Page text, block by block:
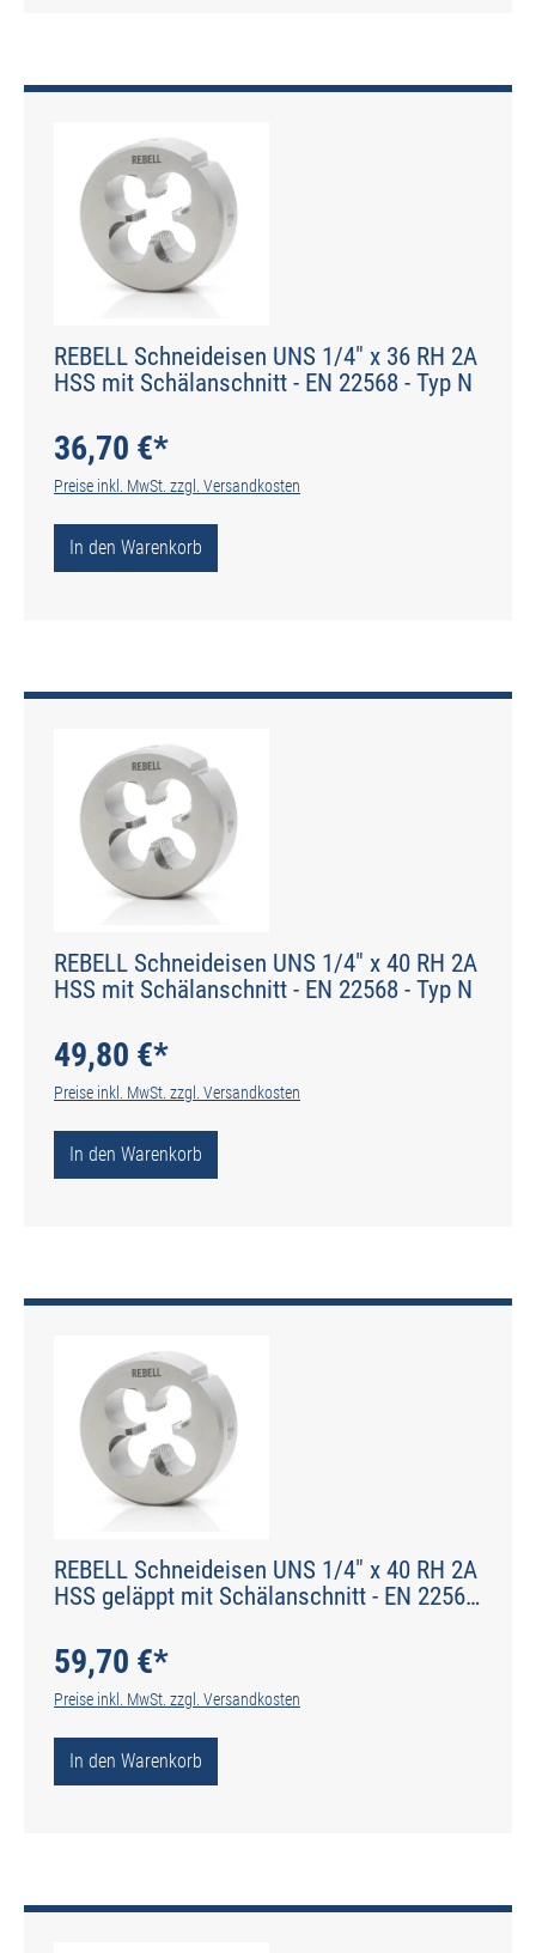
REBELL Schneideisen UNS 1/4" x 36 RH 2A
HSS mit Schälanschnitt - EN 22568 - Typ N
36,70 €*
Preise inkl. MwSt. zzgl. Versandkosten
In den Warenkorb
REBELL Schneideisen UNS 1/4" x 40 RH 2A
HSS mit Schälanschnitt - EN 22568 - Typ N
49,80 €*
Preise inkl. MwSt. zzgl. Versandkosten
In den Warenkorb
REBELL Schneideisen UNS 1/4" x 40 RH 2A
HSS geläppt mit Schälanschnitt - EN 22568
59,70 €*
Preise inkl. MwSt. zzgl. Versandkosten
In den Warenkorb